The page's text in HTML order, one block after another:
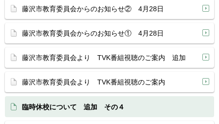
藤沢市教育委員会からのお知らせ② 4月28日
藤沢市教育委員会からのお知らせ① 4月28日
藤沢市教育委員会より TVK番組視聴のご案内 追加
藤沢市教育委員会より TVK番組視聴のご案内
臨時休校について 追加 その４